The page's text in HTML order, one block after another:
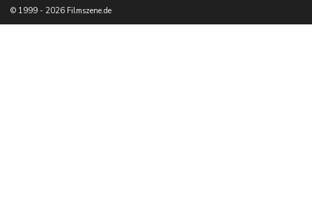
© 1999 - 2026 Filmszene.de